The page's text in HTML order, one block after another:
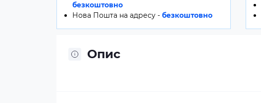
безкоштовно
Нова Пошта на адресу - безкоштовно
Опис